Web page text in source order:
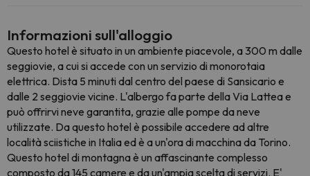
Informazioni sull'alloggio
Questo hotel è situato in un ambiente piacevole, a 300 m dalle
seggiovie, a cui si accede con un servizio di monorotaia
elettrica. Dista 5 minuti dal centro del paese di Sansicario e
dalle 2 seggiovie vicine. L'albergo fa parte della Via Lattea e
può offrirvi neve garantita, grazie alle pompe da neve
utilizzate. Da questo hotel è possibile accedere ad altre
località sciistiche in Italia ed è a un'ora di macchina da Torino.
Questo hotel di montagna è un affascinante complesso
composto da 145 camere e da un'ampia scelta di servizi. E'